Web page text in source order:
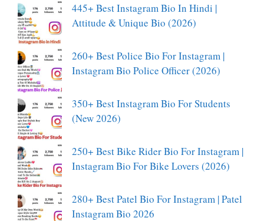
445+ Best Instagram Bio In Hindi |
Attitude & Unique Bio (2026)
260+ Best Police Bio For Instagram |
Instagram Bio Police Officer (2026)
350+ Best Instagram Bio For Students
(New 2026)
250+ Best Bike Rider Bio For Instagram |
Instagram Bio For Bike Lovers (2026)
280+ Best Patel Bio For Instagram | Patel
Instagram Bio 2026